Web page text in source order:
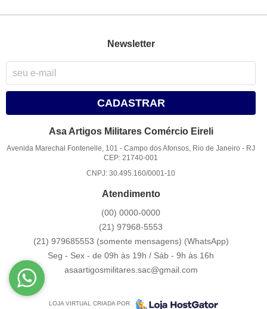
Newsletter
CADASTRAR
Asa Artigos Militares Comércio Eireli
Avenida Marechal Fontenelle, 101 -Campo dos Afonsos, Rio de Janeiro - RJ
CEP: 21740-001
CNPJ: 30.495.160/0001-10
Atendimento
(00) 0000-0000
(21) 97968-5553
(21) 979685553 (somente mensagens) (WhatsApp)
Seg - Sex - de 09h às 19h / Sáb - 9h às 16h
asaartigosmilitares.sac@gmail.com
LOJA VIRTUAL CRIADA POR